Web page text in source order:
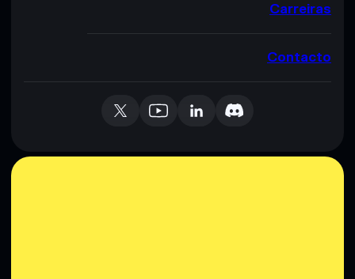
Carreiras
Contacto